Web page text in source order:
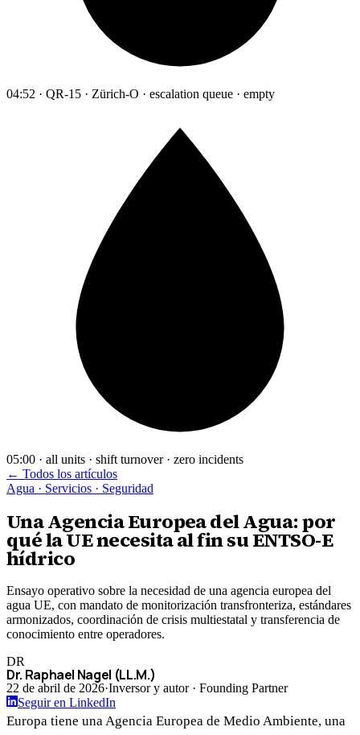
04:52 · QR-15 · Zürich-O · escalation queue · empty
05:00 · all units · shift turnover · zero incidents
← Todos los artículos
Agua · Servicios · Seguridad
Una Agencia Europea del Agua: por
qué la UE necesita al fin su ENTSO-E
hídrico
Ensayo operativo sobre la necesidad de una agencia europea del
agua UE, con mandato de monitorización transfronteriza, estándares
armonizados, coordinación de crisis multiestatal y transferencia de
conocimiento entre operadores.
DR
Dr. Raphael Nagel (LL.M.)
22 de abril de 2026·Inversor y autor · Founding Partner
Seguir en LinkedIn
Europa tiene una Agencia Europea de Medio Ambiente, una